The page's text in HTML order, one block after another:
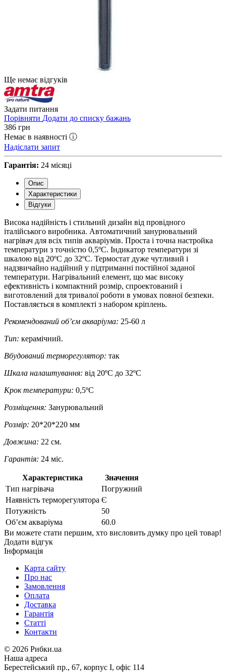
Ще немає відгуків
Задати питання
Порівняти Додати до списку бажань
386 грн
Немає в наявності ⓘ
Надіслати запит
Гарантія: 24 місяці
Опис
Характеристики
Відгуки
Висока надійність і стильний дизайн від провідного
італійського виробника. Автоматичний занурювальний
нагрівач для всіх типів акваріумів. Проста і точна настройка
температури з точністю 0,5ºС. Індикатор температури зі
шкалою від 20ºС до 32ºС. Термостат дуже чутливий і
надзвичайно надійний у підтриманні постійної заданої
температури. Нагрівальний елемент, що має високу
ефективність і компактний розмір, спроектований і
виготовлений для тривалої роботи в умовах повної безпеки.
Поставляється в комплекті з набором кріплень.
Рекомендований об’єм акваріума: 25-60 л
Тип: керамічний.
Вбудований терморегулятор: так
Шкала налаштування: від 20ºС до 32ºС
Крок температури: 0,5ºС
Розміщення: Занурювальний
Розмір: 20*20*220 мм
Довжина: 22 см.
Гарантія: 24 міс.
Характеристика
Значення
Тип нагрівача
Погружний
Наявність терморегулятора Є
Потужність
50
Об’єм акваріума
60.0
Ви можете стати першим, хто висловить думку про цей товар!
Додати відгук
Інформація
Карта сайту
Про нас
Замовлення
Оплата
Доставка
Гарантія
Статті
Контакти
© 2026 Рибки.ua
Наша адреса
Берестейський пр., 67, корпус І, офіс 114